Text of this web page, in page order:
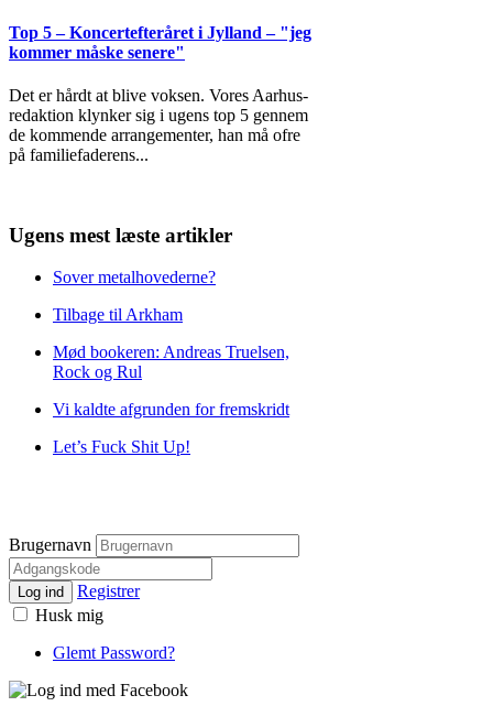
Top 5 – Koncertefteråret i Jylland – "jeg
kommer måske senere"
Det er hårdt at blive voksen. Vores Aarhus-
redaktion klynker sig i ugens top 5 gennem
de kommende arrangementer, han må ofre
på familiefaderens...
Ugens mest læste artikler
Sover metalhovederne?
Tilbage til Arkham
Mød bookeren: Andreas Truelsen,
Rock og Rul
Vi kaldte afgrunden for fremskridt
Let’s Fuck Shit Up!
Brugernavn
Log ind
Registrer
Husk mig
Glemt Password?